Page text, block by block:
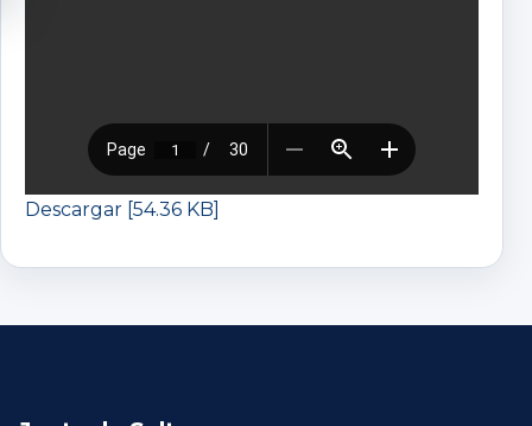
Descargar [54.36 KB]